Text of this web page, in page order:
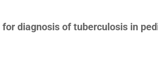
diagnosis of tuberculosis in